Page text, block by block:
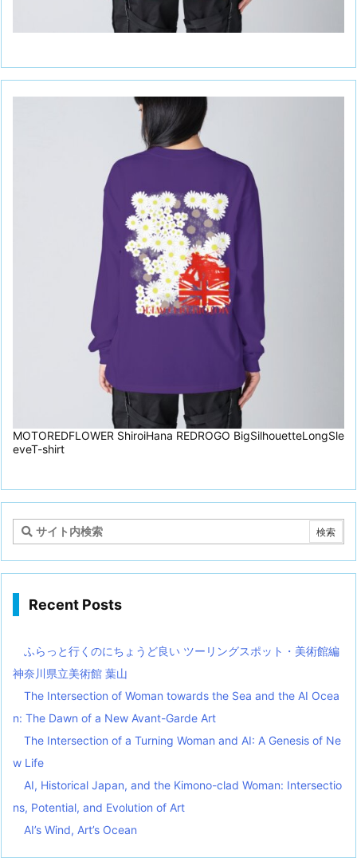
MOTOREDFLOWER ShiroiHana REDROGO BigSilhouetteLongSle
eveT-shirt
Recent Posts
ふらっと行くのにちょうど良い ツーリングスポット・美術館編
神奈川県立美術館 葉山
The Intersection of Woman towards the Sea and the AI Ocea
n: The Dawn of a New Avant-Garde Art
The Intersection of a Turning Woman and AI: A Genesis of Ne
w Life
AI, Historical Japan, and the Kimono-clad Woman: Intersectio
ns, Potential, and Evolution of Art
AI’s Wind, Art’s Ocean